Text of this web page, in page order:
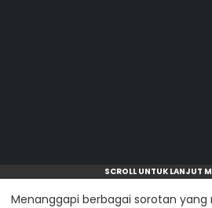
SCROLL UNTUK LANJUT
Menanggapi berbagai sorotan